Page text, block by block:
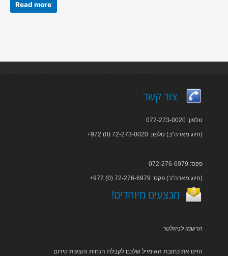
Read more
צור קשר
טלפון: 072-273-0020
+972 (0) 72-273-0020 :חיוג מארה"ב) טלפון)
פקס: 072-276-6979
+972 (0) 72-276-6979 :חיוג מארה"ב) פקס)
!מבצעים מיוחדים
הרשמו לניוזלטר
הזינו את כתובת האימייל שלכם לקבלת הנחות והצעות קידום